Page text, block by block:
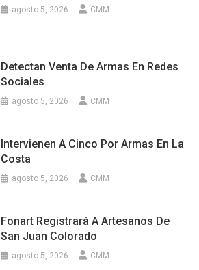
agosto 5, 2026 CMM
Detectan Venta De Armas En Redes
Sociales
agosto 5, 2026 CMM
Intervienen A Cinco Por Armas En La
Costa
agosto 5, 2026 CMM
Fonart Registrará A Artesanos De
San Juan Colorado
agosto 5, 2026 CMM